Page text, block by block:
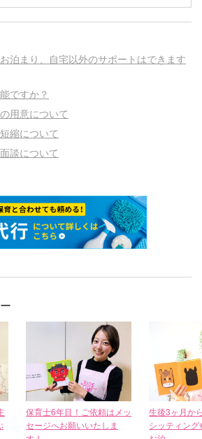
泊まり、自宅以外のサポートはできます
ですか？
用意について
縮について
談について
保育士6年目！ご依頼はメッ
セージへお願いいたしま
生後3ヶ月か
シッティン